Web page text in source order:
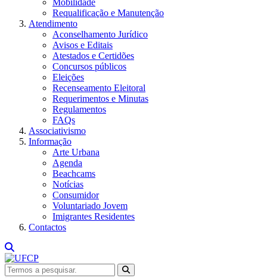
Mobilidade
Requalificação e Manutenção
Atendimento
Aconselhamento Jurídico
Avisos e Editais
Atestados e Certidões
Concursos públicos
Eleições
Recenseamento Eleitoral
Requerimentos e Minutas
Regulamentos
FAQs
Associativismo
Informação
Arte Urbana
Agenda
Beachcams
Notícias
Consumidor
Voluntariado Jovem
Imigrantes Residentes
Contactos